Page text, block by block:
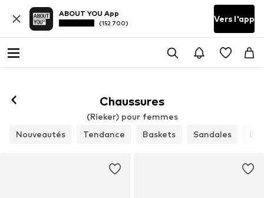
ABOUT YOU App
(152 700) Vers l'app
Chaussures
(Rieker) pour femmes
Nouveautés
Tendance Baskets Sandales